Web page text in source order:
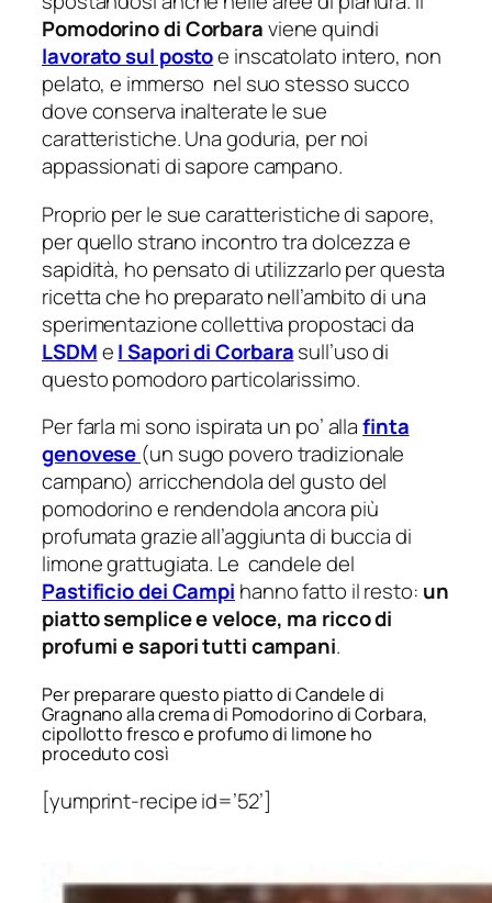
Pomodorino di Corbaraviene quindi
lavorato sul postoe inscatolato intero, non
pelato, e immerso nel suo stesso succo
dove conserva inalterate le sue
caratteristiche. Una goduria, per noi
appassionati di sapore campano.
Proprio per le sue caratteristiche di sapore,
per quello strano incontro tra dolcezza e
sapidità, ho pensato di utilizzarlo per questa
ricetta che ho preparato nell’ambito di una
sperimentazione collettiva propostaci da
LSDMeI Sapori di Corbarasull’uso di
questo pomodoro particolarissimo.
Per farla mi sono ispirata un po’ allafinta
genovese (un sugo povero tradizionale
campano) arricchendola del gusto del
pomodorino e rendendola ancora più
profumata grazie all’aggiunta di buccia di
limone grattugiata. Le candele del
Pastificio dei Campi hanno fatto il resto: un
piatto semplice e veloce, ma ricco di
profumi e sapori tutti campani.
Per preparare questo piatto di Candele di
Gragnano alla crema di Pomodorino di Corbara,
cipollotto fresco e profumo di limone ho
proceduto così
[yumprint-recipe id=’52’]